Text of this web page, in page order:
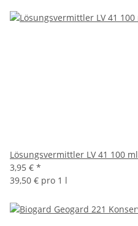
Lösungsvermittler LV 41 100 ml
3,95 € *
39,50 € pro 1 l